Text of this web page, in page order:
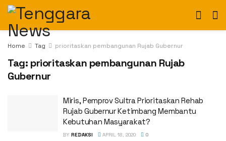
Home Tag prioritaskan pembangunan Rujab Gubernur
Tag: prioritaskan pembangunan Rujab
Gubernur
Miris, Pemprov Sultra Prioritaskan Rehab
Rujab Gubernur Ketimbang Membantu
Kebutuhan Masyarakat?
BY REDAKSI APRIL 18, 2020 0